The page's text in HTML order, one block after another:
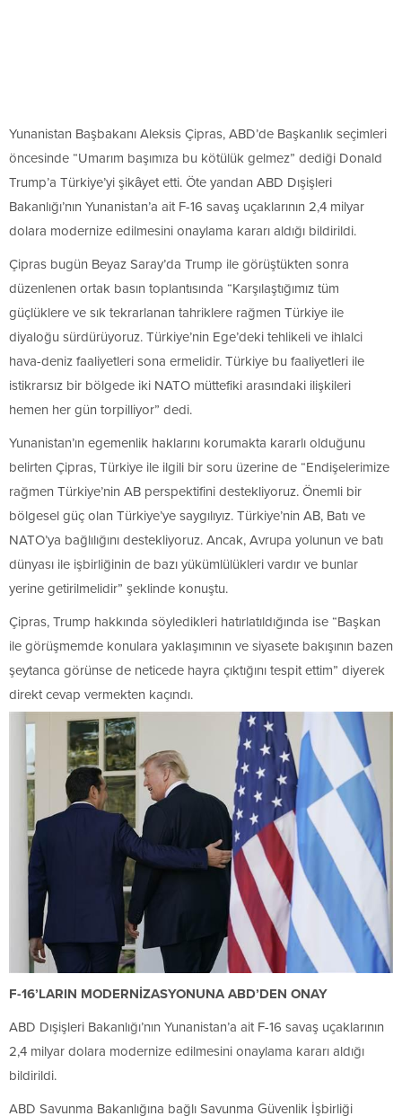
Yunanistan Başbakanı Aleksis Çipras, ABD’de Başkanlık seçimleri
öncesinde “Umarım başımıza bu kötülük gelmez” dediği Donald
Trump’a Türkiye’yi şikâyet etti. Öte yandan ABD Dışişleri
Bakanlığı’nın Yunanistan’a ait F-16 savaş uçaklarının 2,4 milyar
dolara modernize edilmesini onaylama kararı aldığı bildirildi.
Çipras bugün Beyaz Saray’da Trump ile görüştükten sonra
düzenlenen ortak basın toplantısında “Karşılaştığımız tüm
güçlüklere ve sık tekrarlanan tahriklere rağmen Türkiye ile
diyaloğu sürdürüyoruz. Türkiye’nin Ege’deki tehlikeli ve ihlalci
hava-deniz faaliyetleri sona ermelidir. Türkiye bu faaliyetleri ile
istikrarsız bir bölgede iki NATO müttefiki arasındaki ilişkileri
hemen her gün torpilliyor” dedi.
Yunanistan’ın egemenlik haklarını korumakta kararlı olduğunu
belirten Çipras, Türkiye ile ilgili bir soru üzerine de “Endişelerimize
rağmen Türkiye’nin AB perspektifini destekliyoruz. Önemli bir
bölgesel güç olan Türkiye’ye saygılıyız. Türkiye’nin AB, Batı ve
NATO’ya bağlılığını destekliyoruz. Ancak, Avrupa yolunun ve batı
dünyası ile işbirliğinin de bazı yükümlülükleri vardır ve bunlar
yerine getirilmelidir” şeklinde konuştu.
Çipras, Trump hakkında söyledikleri hatırlatıldığında ise “Başkan
ile görüşmemde konulara yaklaşımının ve siyasete bakışının bazen
şeytanca görünse de neticede hayra çıktığını tespit ettim” diyerek
direkt cevap vermekten kaçındı.
F-16’LARIN MODERNİZASYONUNA ABD’DEN ONAY
ABD Dışişleri Bakanlığı’nın Yunanistan’a ait F-16 savaş uçaklarının
2,4 milyar dolara modernize edilmesini onaylama kararı aldığı
bildirildi.
ABD Savunma Bakanlığına bağlı Savunma Güvenlik İşbirliği